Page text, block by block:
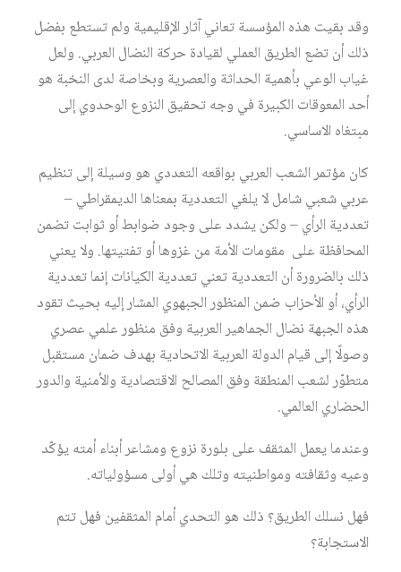
وقد بقيت هذه المؤسسة تعاني آثار الإقليمية ولم تستطع بفضل
ذلك أن تضع الطريق العملي لقيادة حركة النضال العربي. ولعل
غياب الوعي بأهمية الحداثة والعصرية وبخاصة لدى النخبة هو
أحد المعوقات الكبيرة في وجه تحقيق النزوع الوحدوي إلى
مبتغاه الاساسي.
كان مؤتمر الشعب العربي بواقعه التعددي هو وسيلة إلى تنظيم
عربي شعبي شامل لا يلغي التعددية بمعناها الديمقراطي –
تعددية الرأي – ولكن يشدد على وجود ضوابط أو ثوابت تضمن
المحافظة على مقومات الأمة من غزوها أو تفتيتها. ولا يعني
ذلك بالضرورة أن التعددية تعني تعددية الكيانات إنما تعددية
الرأي، أو الأحزاب ضمن المنظور الجبهوي المشار إليه بحيث تقود
هذه الجبهة نضال الجماهير العربية وفق منظور علمي عصري
وصولًا إلى قيام الدولة العربية الاتحادية بهدف ضمان مستقبل
متطوّر لشعب المنطقة وفق المصالح الاقتصادية والأمنية والدور
الحضاري العالمي.
وعندما يعمل المثقف على بلورة نزوع ومشاعر أبناء أمته يؤكّد
وعيه وثقافته ومواطنيته وتلك هي أولى مسؤولياته.
فهل نسلك الطريق؟ ذلك هو التحدي أمام المثقفين فهل تتم
الاستجابة؟